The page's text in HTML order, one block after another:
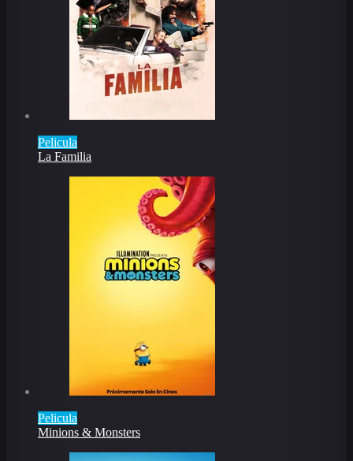
Pelicula
La Familia
Pelicula
Minions & Monsters